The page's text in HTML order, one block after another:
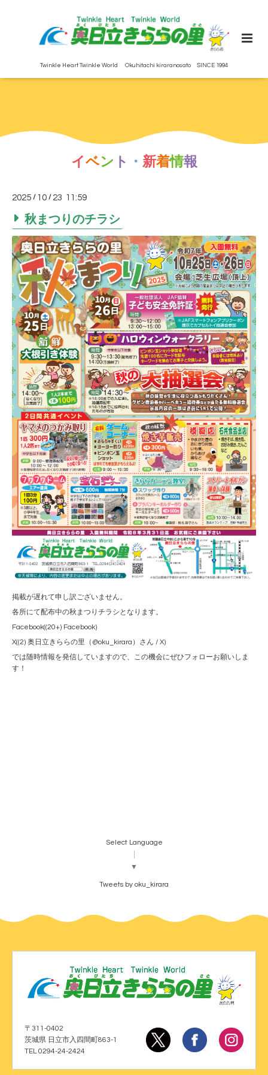
Twinkle Heart Twinkle World Okuhitachi kiraranosato SINCE 1994
イ ベン ト ・ 新着情報
2025 / 10 / 23 11:59
秋まつりのチラシ
掲載が遅れて申し訳ございません。
各所にて配布中の秋まつりチラシとなります。
Facebook((20+) Facebook)
X((2) 奥日立きららの里（@oku_kirara）さん / X)
では随時情報を発信していますので、この機会にぜひフォローお願いしま
す！
Select Language
▼
Tweets by oku_kirara
〒311-0402
茨城県 日立市入四間町863-1
TEL 0294-24-2424